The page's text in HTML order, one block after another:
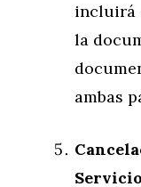
incluirá
la
ambas